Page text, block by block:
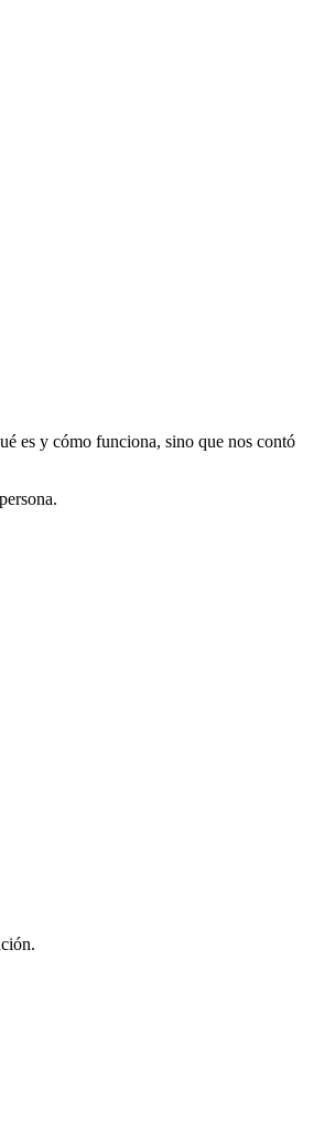
es y cómo funciona, sino que nos contó